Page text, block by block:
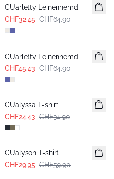
CUarletty Leinenhemd
CHF32.45 CHF64.90
CUarletty Leinenhemd
CHF45.43 CHF64.90
-30%
CUalyssa T-shirt
CHF24.43 CHF34.90
-50%
CUalyson T-shirt
CHF29.95 CHF59.90